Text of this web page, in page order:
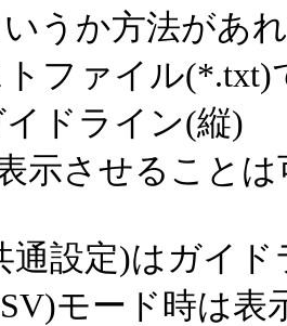
うか方法があ
ファイル(*.txt)
ドライン(縦)
示させること
通設定)はガイ
モード時は表